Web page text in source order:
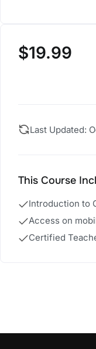
$19.99
Last Updated:
This Course
Introduction to
Access on
Certified